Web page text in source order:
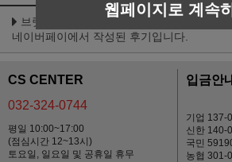
브릿 케어 캣 주식파우치 그레이비 텐더 칠면조(키
네이버페이에서 작성된 후기입니다.
CS CENTER
032-324-0744
평일 10:00~17:00
(점심시간 12~13시)
토요일, 일요일 및 공휴일 휴무
입금안
기업 137-
신한 140-
국민
농협 301-
웹페이지로 계속